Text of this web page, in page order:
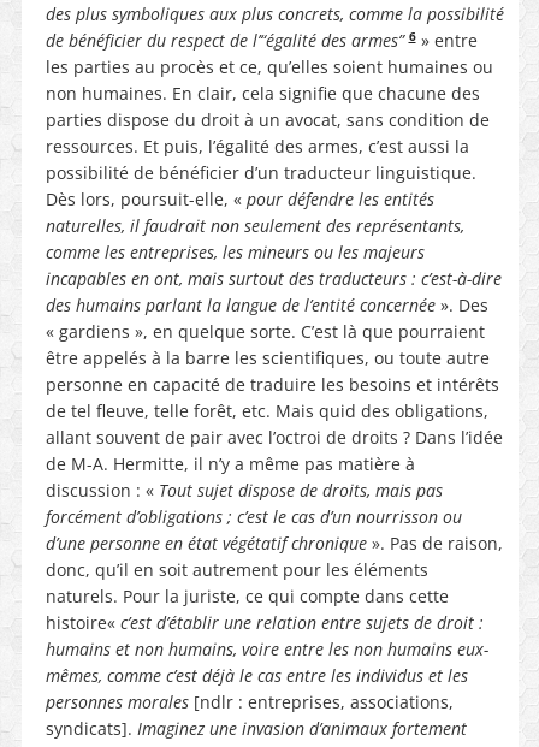
des plus symboliques aux plus concrets, comme la possibilité
de bénéficier du respect de l’“égalité des armes” 6» entre
les parties au procès et ce, qu’elles soient humaines ou
non humaines. En clair, cela signifie que chacune des
parties dispose du droit à un avocat, sans condition de
ressources. Et puis, l’égalité des armes, c’est aussi la
possibilité de bénéficier d’un traducteur linguistique.
Dès lors, poursuit-elle, « pour défendre les entités
naturelles, il faudrait non seulement des représentants,
comme les entreprises, les mineurs ou les majeurs
incapables en ont, mais surtout des traducteurs : c’est-à-dire
des humains parlant la langue de l’entité concernée». Des
« gardiens », en quelque sorte. C’est là que pourraient
être appelés à la barre les scientifiques, ou toute autre
personne en capacité de traduire les besoins et intérêts
de tel fleuve, telle forêt, etc. Mais quid des obligations,
allant souvent de pair avec l’octroi de droits ? Dans l’idée
de M-A. Hermitte, il n’y a même pas matière à
discussion : « Tout sujet dispose de droits, mais pas
forcément d’obligations ; c’est le cas d’un nourrisson ou
d’une personne en état végétatif chronique ». Pas de raison,
donc, qu’il en soit autrement pour les éléments
naturels. Pour la juriste, ce qui compte dans cette
histoire«c’est d’établir une relation entre sujets de droit :
humains et non humains, voire entre les non humains eux-
mêmes, comme c’est déjà le cas entre les individus et les
personnes morales[ndlr : entreprises, associations,
syndicats]. Imaginez une invasion d’animaux fortement